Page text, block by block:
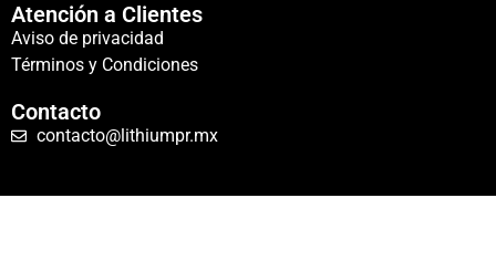
Atención a Clientes
Aviso de privacidad
Términos y Condiciones
Contacto
contacto@lithiumpr.mx